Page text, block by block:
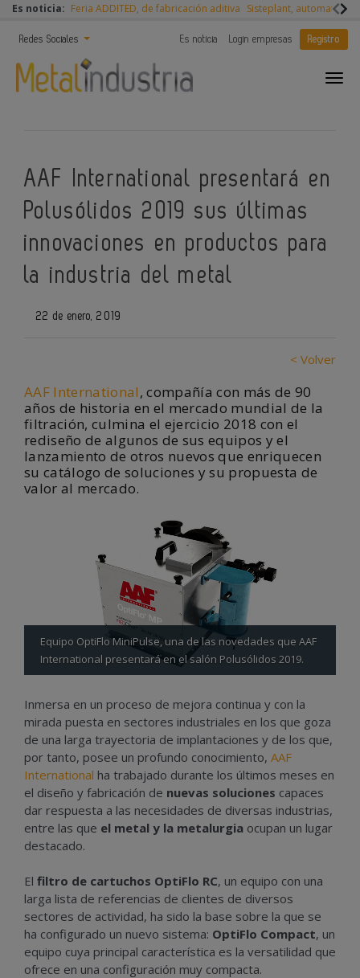
Es noticia: Feria ADDITED, de fabricación aditiva Sisteplant,
Redes Sociales Es noticia Login empresas Registro
AAF International presentará en
Polusólidos 2019 sus últimas
innovaciones en productos para
la industria del metal
22 de enero, 2019
< Volver
AAF International, compañía con más de 90
años de historia en el mercado mundial de la
filtración, culmina el ejercicio 2018 con el
rediseño de algunos de sus equipos y el
lanzamiento de otros nuevos que enriquecen
su catálogo de soluciones y su propuesta de
valor al mercado.
Equipo OptiFlo MiniPulse, una de las novedades que AAF
International presentará en el salón Polusólidos 2019.
Inmersa en un proceso de mejora continua y con la
mirada puesta en sectores industriales en los que goza
de una larga trayectoria de implantaciones y de los que,
por tanto, posee un profundo conocimiento, AAF
International ha trabajado durante los últimos meses en
el diseño y fabricación de nuevas soluciones capaces
dar respuesta a las necesidades de diversas industrias,
entre las que el metal y la metalurgia ocupan un lugar
destacado.
El filtro de cartuchos OptiFlo RC, un equipo con una
larga lista de referencias de clientes de diversos
sectores de actividad, ha sido la base sobre la que se
ha configurado un nuevo sistema: OptiFlo Compact, un
equipo cuya principal característica es la versatilidad que
ofrece en una configuración muy compacta.